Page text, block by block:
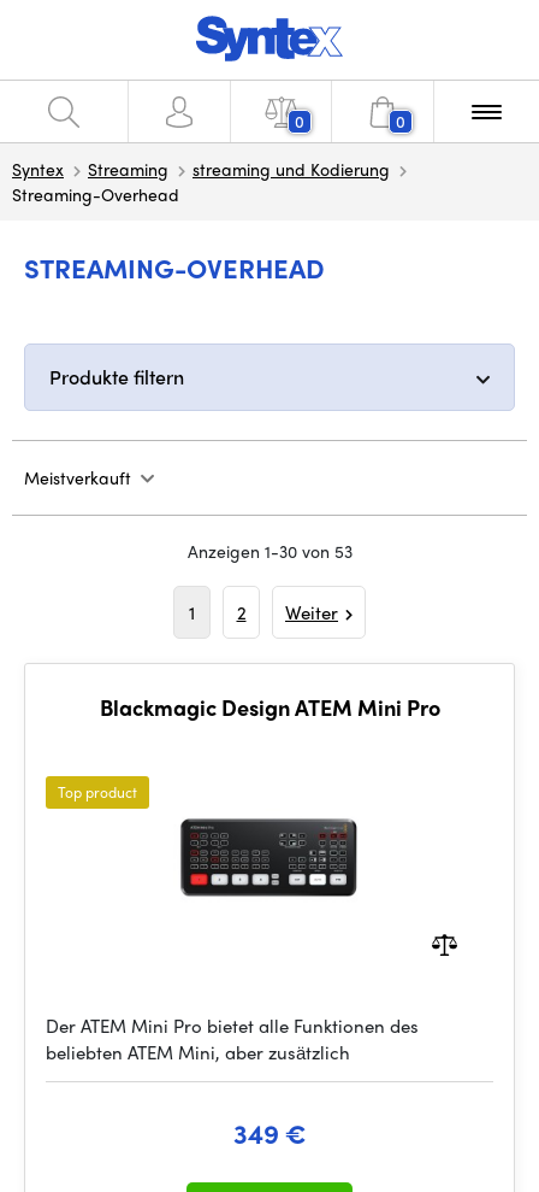
0 0
Syntex Streaming
streaming und Kodierung
Streaming-Overhead
STREAMING-OVERHEAD
Produkte filtern
Meistverkauft
Anzeigen 1-30 von 53
1 2 Weiter
Blackmagic Design ATEM Mini Pro
Top product
Der ATEM Mini Pro bietet alle Funktionen des
beliebten ATEM Mini, aber zusätzlich
349 €